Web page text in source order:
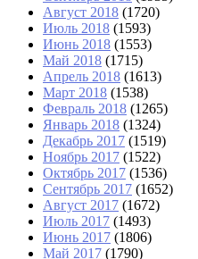
Август 2018 (1720)
Июль 2018 (1593)
Июнь 2018 (1553)
Май 2018 (1715)
Апрель 2018 (1613)
Март 2018 (1538)
Февраль 2018 (1265)
Январь 2018 (1324)
Декабрь 2017 (1519)
Ноябрь 2017 (1522)
Октябрь 2017 (1536)
Сентябрь 2017 (1652)
Август 2017 (1672)
Июль 2017 (1493)
Июнь 2017 (1806)
Май 2017 (1790)